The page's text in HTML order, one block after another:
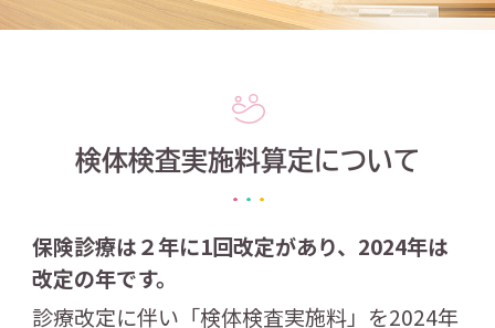
検体検査実施料算定について
保険診療は２年に1回改定があり、2024年は
改定の年です。
診療改定に伴い「検体検査実施料」を2024年